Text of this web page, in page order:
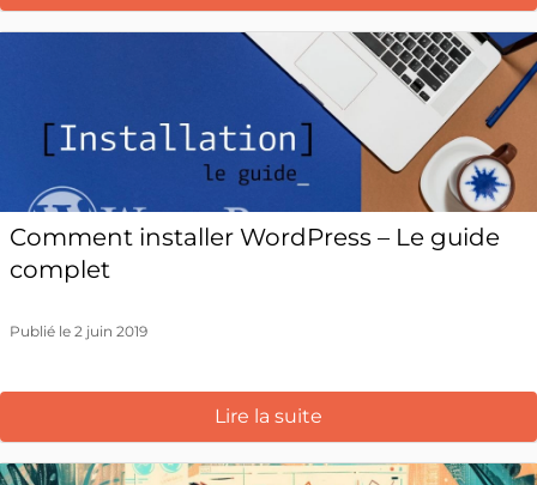
Comment installer WordPress – Le guide
complet
Publié le 2 juin 2019
Lire la suite